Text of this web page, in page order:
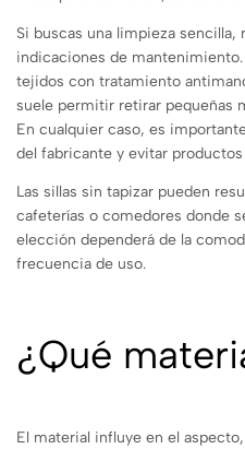
Si buscas una limpieza sencilla,
indicaciones de
tejidos con tratamiento
suele permitir retirar pequeñas
En cualquier caso, es
del fabricante y evitar productos
Las sillas sin tapizar pueden
cafeterías o comedores donde
elección dependerá de la
frecuencia de uso.
¿Qué
El material influye en el